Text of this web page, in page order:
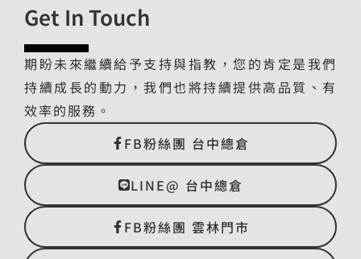
Get In Touch
期盼未來繼續給予支持與指教，您的肯定是我們
持續成長的動力，我們也將持續提供高品質、有
效率的服務。
FB粉絲團 台中總倉
LINE@ 台中總倉
FB粉絲團 雲林門市